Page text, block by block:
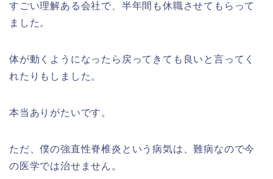
すごい理解ある会社で、半年間も休職させてもらって
ました。
体が動くようになったら戻ってきても良いと言ってく
れたりもしました。
本当ありがたいです。
ただ、僕の強直性脊椎炎という病気は、難病なので今
の医学では治せません。